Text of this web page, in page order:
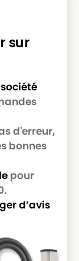
4Q 0
sur
société
d'erreur,
bonnes
pour
d’avis